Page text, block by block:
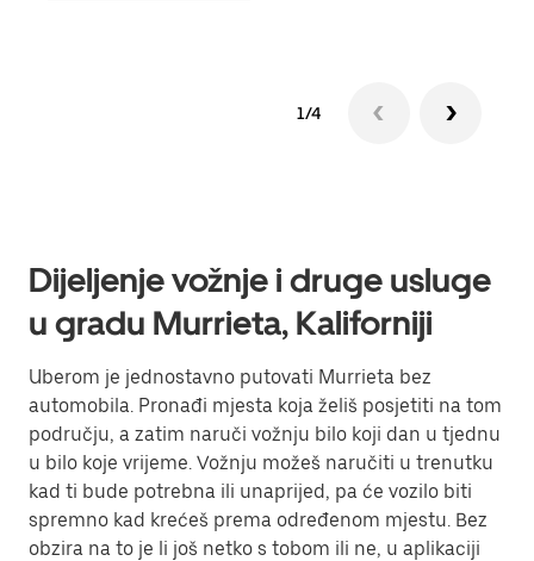
1/4
Dijeljenje vožnje i druge usluge
u gradu Murrieta, Kaliforniji
Uberom je jednostavno putovati Murrieta bez
automobila. Pronađi mjesta koja želiš posjetiti na tom
području, a zatim naruči vožnju bilo koji dan u tjednu
u bilo koje vrijeme. Vožnju možeš naručiti u trenutku
kad ti bude potrebna ili unaprijed, pa će vozilo biti
spremno kad krećeš prema određenom mjestu. Bez
obzira na to je li još netko s tobom ili ne, u aplikaciji